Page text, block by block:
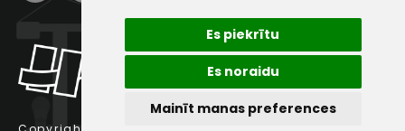
Es piekrītu
Es noraidu
Mainīt manas preferences
186
info@hards.lv